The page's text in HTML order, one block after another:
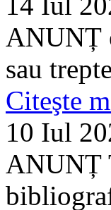
ANUNȚ
sau
Citeşte
10 Iul
ANUNȚ